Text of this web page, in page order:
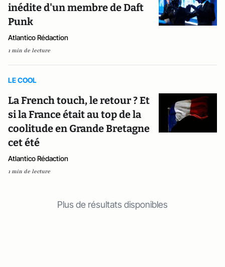
inédite d'un membre de Daft
Punk
Atlantico Rédaction
1 min de lecture
LE COOL
La French touch, le retour ? Et
si la France était au top de la
coolitude en Grande Bretagne
cet été
Atlantico Rédaction
1 min de lecture
Plus de résultats disponibles